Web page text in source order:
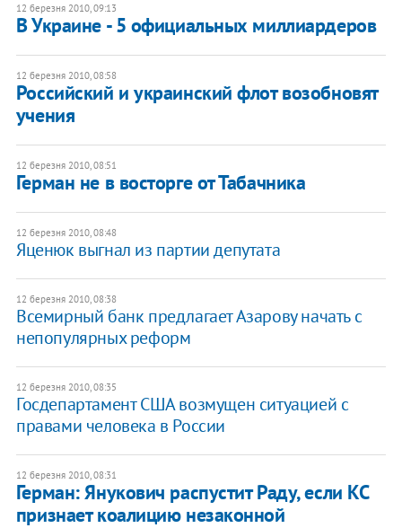
12 березня 2010, 09:13
В Украине - 5 официальных миллиардеров
12 березня 2010, 08:58
Российский и украинский флот возобновят
учения
12 березня 2010, 08:51
Герман не в восторге от Табачника
12 березня 2010, 08:48
Яценюк выгнал из партии депутата
12 березня 2010, 08:38
Всемирный банк предлагает Азарову начать с
непопулярных реформ
12 березня 2010, 08:35
Госдепартамент США возмущен ситуацией с
правами человека в России
12 березня 2010, 08:31
Герман: Янукович распустит Раду, если КС
признает коалицию незаконной